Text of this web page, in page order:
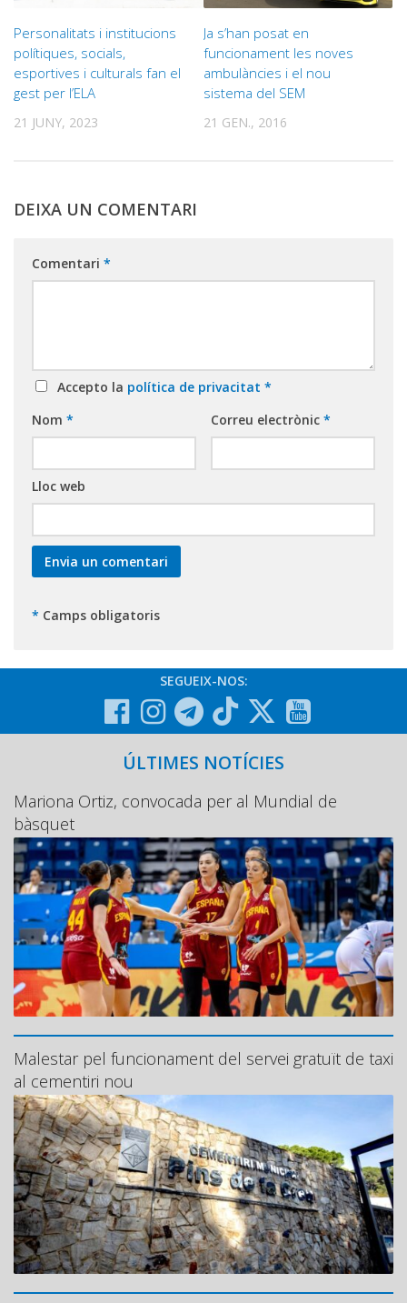
Personalitats i institucions
polítiques, socials,
esportives i culturals fan el
gest per l’ELA
21 JUNY, 2023
Ja s’han posat en
funcionament les noves
ambulàncies i el nou
sistema del SEM
21 GEN., 2016
DEIXA UN COMENTARI
Comentari *
Accepto la política de privacitat *
Nom * Correu electrònic *
Lloc web
* Camps obligatoris
SEGUEIX-NOS:
ÚLTIMES NOTÍCIES
Mariona Ortiz, convocada per al Mundial de
bàsquet
Malestar pel funcionament del servei gratuït de taxi
al cementiri nou